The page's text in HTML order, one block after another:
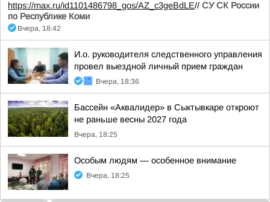
https://max.ru/id1101486798_gos/AZ_c3geBdLE// СУ СК России
по Республике Коми
Вчера, 18:42
И.о. руководителя следственного управления
провел выездной личный прием граждан
Вчера, 18:36
Бассейн «Аквалидер» в Сыктывкаре откроют
не раньше весны 2027 года
Вчера, 18:25
Особым людям — особенное внимание
Вчера, 18:25